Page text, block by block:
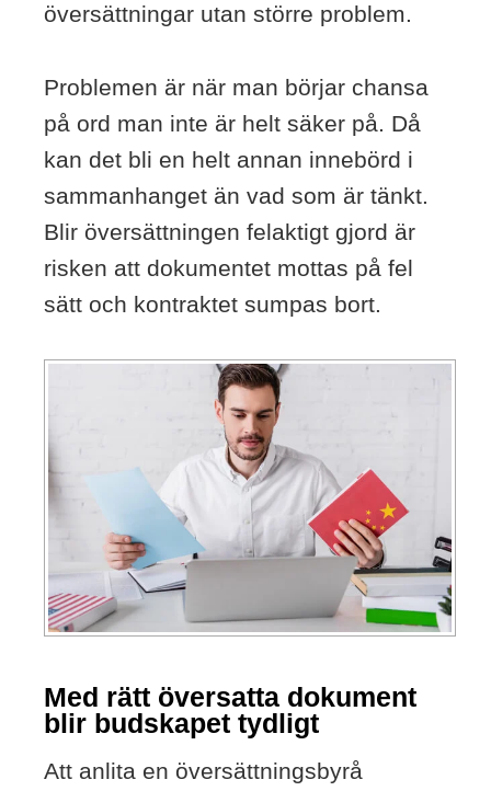
översättningar utan större problem.
Problemen är när man börjar chansa
på ord man inte är helt säker på. Då
kan det bli en helt annan innebörd i
sammanhanget än vad som är tänkt.
Blir översättningen felaktigt gjord är
risken att dokumentet mottas på fel
sätt och kontraktet sumpas bort.
Med rätt översatta dokument
blir budskapet tydligt
Att anlita en översättningsbyrå